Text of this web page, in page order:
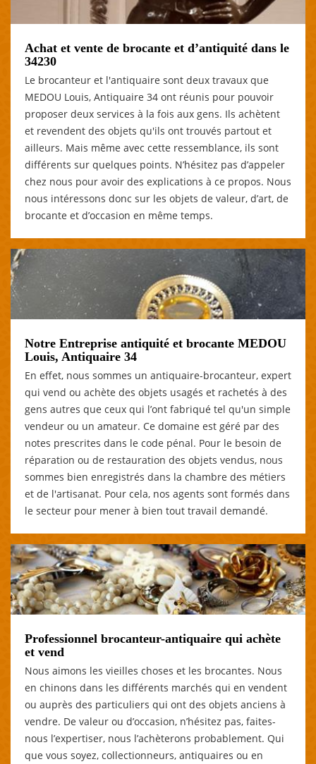
Achat et vente de brocante et d’antiquité dans le
34230
Le brocanteur et l'antiquaire sont deux travaux que
MEDOU Louis, Antiquaire 34 ont réunis pour pouvoir
proposer deux services à la fois aux gens. Ils achètent
et revendent des objets qu'ils ont trouvés partout et
ailleurs. Mais même avec cette ressemblance, ils sont
différents sur quelques points. N’hésitez pas d’appeler
chez nous pour avoir des explications à ce propos. Nous
nous intéressons donc sur les objets de valeur, d’art, de
brocante et d’occasion en même temps.
Notre Entreprise antiquité et brocante MEDOU
Louis, Antiquaire 34
En effet, nous sommes un antiquaire-brocanteur, expert
qui vend ou achète des objets usagés et rachetés à des
gens autres que ceux qui l’ont fabriqué tel qu'un simple
vendeur ou un amateur. Ce domaine est géré par des
notes prescrites dans le code pénal. Pour le besoin de
réparation ou de restauration des objets vendus, nous
sommes bien enregistrés dans la chambre des métiers
et de l'artisanat. Pour cela, nos agents sont formés dans
le secteur pour mener à bien tout travail demandé.
Professionnel brocanteur-antiquaire qui achète
et vend
Nous aimons les vieilles choses et les brocantes. Nous
en chinons dans les différents marchés qui en vendent
ou auprès des particuliers qui ont des objets anciens à
vendre. De valeur ou d’occasion, n’hésitez pas, faites-
nous l’expertiser, nous l’achèterons probablement. Qui
que vous soyez, collectionneurs, antiquaires ou en